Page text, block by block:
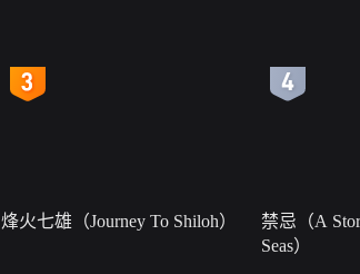
烽火七雄（Journey To Shiloh）
禁忌（A
Seas）